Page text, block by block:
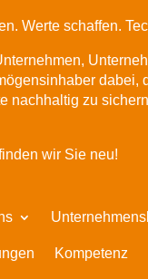
Werte schaffen.
dabei,
nachhaltig zu
wir Sie neu!
Kompetenz